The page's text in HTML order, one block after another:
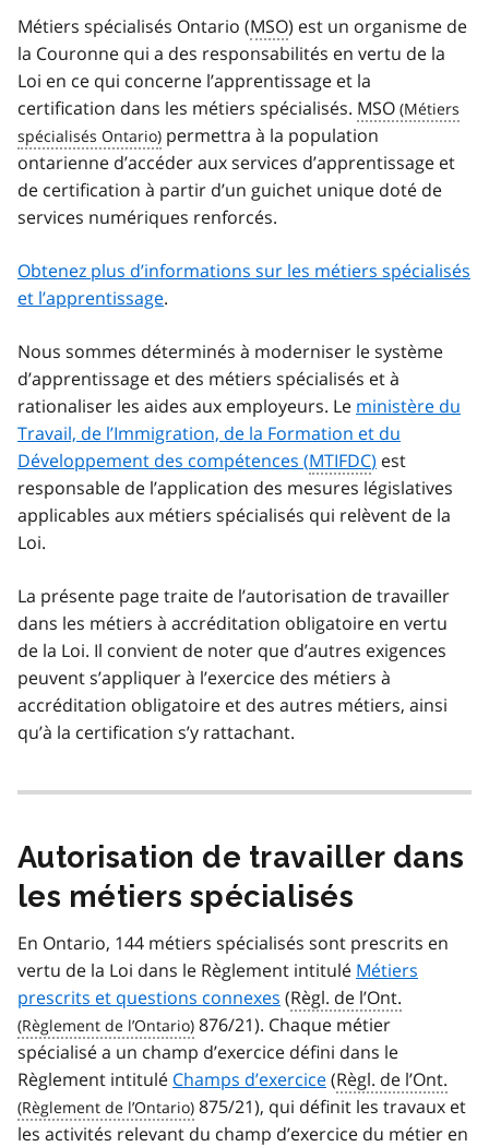
Métiers spécialisés Ontario (MSO) est un organisme de
la Couronne qui a des responsabilités en vertu de la
Loi en ce qui concerne l’apprentissage et la
certification dans les métiers spécialisés. MSO
permettra à la population
ontarienne d’accéder aux services d’apprentissage et
de certification à partir d’un guichet unique doté de
services numériques renforcés.
Obtenez plus d’informations sur les métiers spécialisés
et l’apprentissage.
Nous sommes déterminés à moderniser le système
d’apprentissage et des métiers spécialisés et à
rationaliser les aides aux employeurs. Le ministère du
Travail, de l’Immigration, de la Formation et du
Développement des compétences (MTIFDC) est
responsable de l’application des mesures législatives
applicables aux métiers spécialisés qui relèvent de la
Loi.
La présente page traite de l’autorisation de travailler
dans les métiers à accréditation obligatoire en vertu
de la Loi. Il convient de noter que d’autres exigences
peuvent s’appliquer à l’exercice des métiers à
accréditation obligatoire et des autres métiers, ainsi
qu’à la certification s’y rattachant.
Autorisation de travailler dans
les métiers spécialisés
En Ontario, 144 métiers spécialisés sont prescrits en
vertu de la Loi dans le Règlement intitulé Métiers
prescrits et questions connexes (Règl. de l’Ont.
876/21). Chaque métier
spécialisé a un champ d’exercice défini dans le
Règlement intitulé Champs d’exercice(Règl. de l’Ont.
875/21), qui définit les travaux et
les activités relevant du champ d’exercice du métier en